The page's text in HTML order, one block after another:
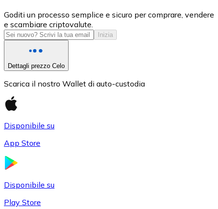
USD Coin
USDC
Goditi un processo semplice e sicuro per comprare, vendere
e scambiare criptovalute.
Inizia
Dettagli prezzo Celo
Scarica il nostro Wallet di auto-custodia
Disponibile su
App Store
Disponibile su
Play Store